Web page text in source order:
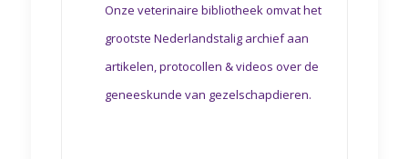
Onzeveterinaire bibliotheekomvat het
grootste Nederlandstalig archief aan
artikelen, protocollen & videos over de
geneeskunde van gezelschapdieren.